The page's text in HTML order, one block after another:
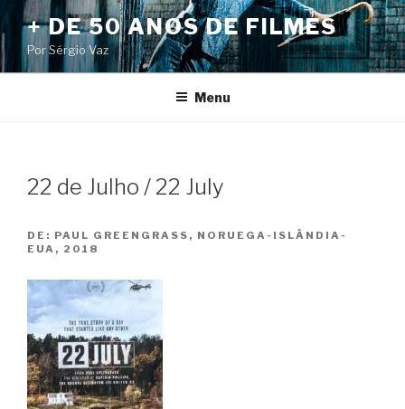
Pular
para
o
conteúdo
+ DE 50 ANOS DE FILMES
Por Sérgio Vaz
Menu
22 de Julho / 22 July
DE: PAUL GREENGRASS, NORUEGA-ISLÂNDIA-
EUA, 2018